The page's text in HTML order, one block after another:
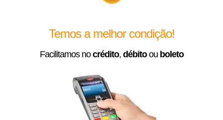
Temos a melhor condição!
Facilitamos nocrédito, débitoou boleto